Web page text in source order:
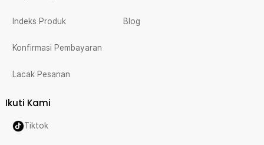
Indeks Produk
Konfirmasi Pembayaran
Lacak Pesanan
Blog
Ikuti Kami
Tiktok